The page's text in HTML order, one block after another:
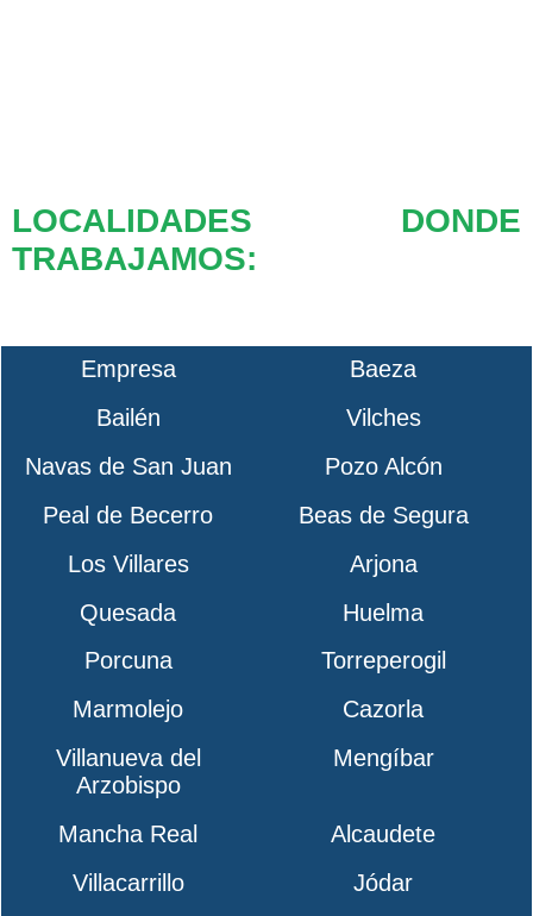
LOCALIDADES DONDE
TRABAJAMOS:
Empresa
Baeza
Bailén
Vilches
Navas de San Juan
Pozo Alcón
Peal de Becerro
Beas de Segura
Los Villares
Arjona
Quesada
Huelma
Porcuna
Torreperogil
Marmolejo
Cazorla
Villanueva del
Arzobispo
Mengíbar
Mancha Real
Alcaudete
Villacarrillo
Jódar